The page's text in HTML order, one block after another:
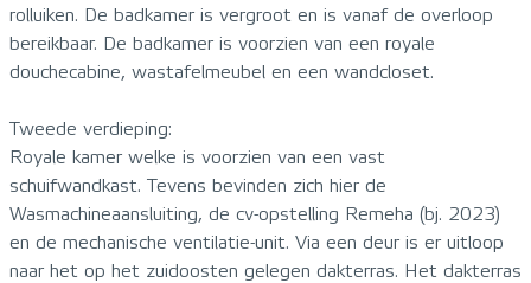
rolluiken. De badkamer is vergroot en is vanaf de overloop
bereikbaar. De badkamer is voorzien van een royale
douchecabine, wastafelmeubel en een wandcloset.
Tweede verdieping:
Royale kamer welke is voorzien van een vast
schuifwandkast. Tevens bevinden zich hier de
Wasmachineaansluiting, de cv-opstelling Remeha (bj. 2023)
en de mechanische ventilatie-unit. Via een deur is er uitloop
naar het op het zuidoosten gelegen dakterras. Het dakterras